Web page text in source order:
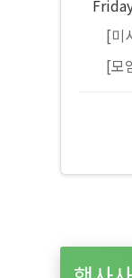
[미
[모